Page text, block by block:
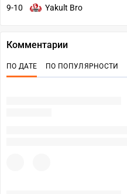
9-10 Yakult Bro
Комментарии
ПО ДАТЕ ПО ПОПУЛЯРНОСТИ